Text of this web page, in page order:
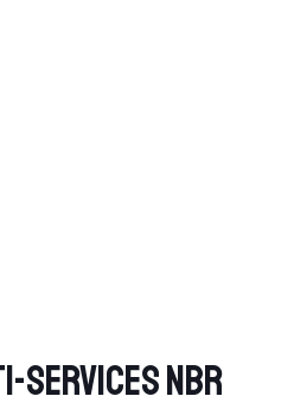
services NBR